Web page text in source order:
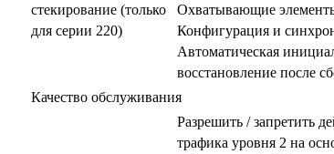
стекирование (только
для серии 220)
Охватывающие
Конфигурация и
Автоматическая
восстановление после
Качество обслуживания
Разрешить / запретить
трафика уровня 2 на